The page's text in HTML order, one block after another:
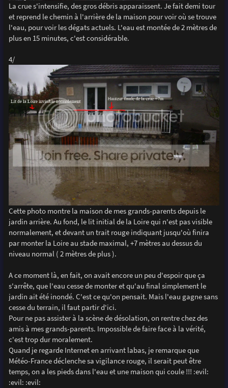
La crue s'intensifie, des gros débris apparaissent. Je fait demi tour
et reprend le chemin à l'arrière de la maison pour voir où se trouve
l'eau, pour voir les dégats actuels. L'eau est montée de 2 mètres de
plus en 15 minutes, c'est considérable.
4/
Cette photo montre la maison de mes grands-parents depuis le
jardin arrière. Au fond, le lit initial de la Loire qui n'est pas visible
normalement, et devant un trait rouge indiquant jusqu'où finira
par monter la Loire au stade maximal, +7 mètres au dessus du
niveau normal ( 2 mètres de plus ).
A ce moment là, en fait, on avait encore un peu d'espoir que ça
s'arrête, que l'eau cesse de monter et qu'au final simplement le
jardin ait été inondé. C'est ce qu'on pensait. Mais l'eau gagne sans
cesse du terrain, il faut partir d'ici.
Pour ne pas assister à la scène de désolation, on rentre chez des
amis à mes grands-parents. Impossible de faire face à la vérité,
c'est trop dur moralement.
Quand je regarde Internet en arrivant labas, je remarque que
Météo-France déclenche sa vigilance rouge, il serait peut être
temps, on a les pieds dans l'eau et une maison qui coule !!! :evil:
:evil: :evil: